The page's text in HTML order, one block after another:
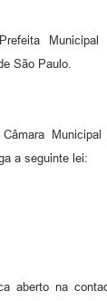
transporte para
São Paulo.
a seguinte lei:
aberto na